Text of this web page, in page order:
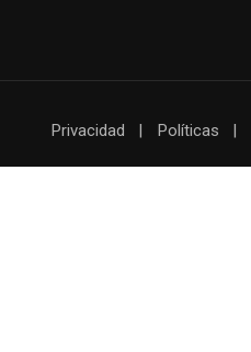
Privacidad Políticas